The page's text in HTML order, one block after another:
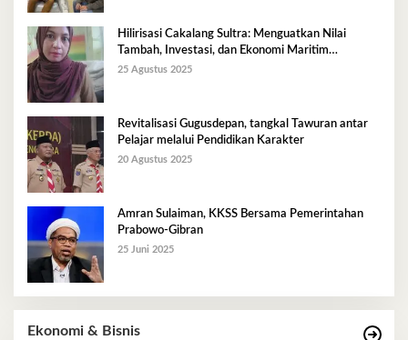
Hilirisasi Cakalang Sultra: Menguatkan Nilai
Tambah, Investasi, dan Ekonomi Maritim
Berkelanjutan
25 Agustus 2025
Revitalisasi Gugusdepan, tangkal Tawuran antar
Pelajar melalui Pendidikan Karakter
20 Agustus 2025
Amran Sulaiman, KKSS Bersama Pemerintahan
Prabowo-Gibran
25 Juni 2025
Ekonomi & Bisnis